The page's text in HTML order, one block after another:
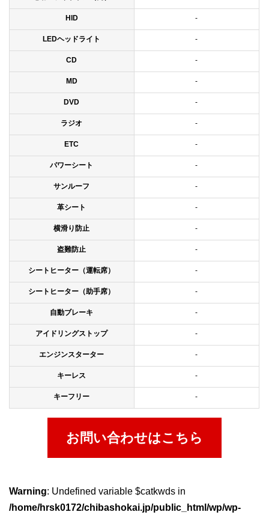
HID -
LEDヘッドライト -
CD -
MD -
DVD -
ラジオ -
ETC -
パワーシート -
サンルーフ -
革シート -
横滑り防止 -
盗難防止 -
シートヒーター（運転席） -
シートヒーター（助手席） -
自動ブレーキ -
アイドリングストップ -
エンジンスターター -
キーレス -
キーフリー -
お問い合わせはこちら
Warning: Undefined variable $catkwds in
/home/hrsk0172/chibashokai.jp/public_html/wp/wp-